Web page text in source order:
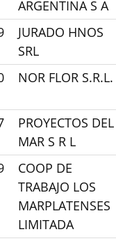
ARGENTINA S A
JURADO HNOS
SRL
NOR FLOR S.R.L.
PROYECTOS DEL
MAR S R L
COOP DE
TRABAJO LOS
MARPLATENSES
LIMITADA